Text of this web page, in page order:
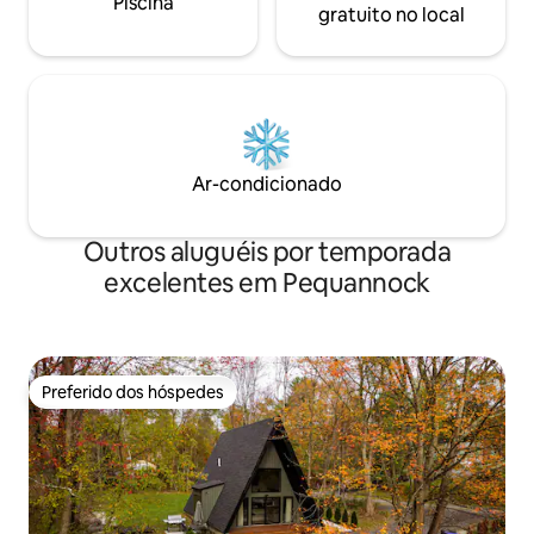
gratuito no local
Ar-condicionado
Outros aluguéis por temporada
excelentes em Pequannock
Preferido dos hóspedes
Preferido dos hóspedes